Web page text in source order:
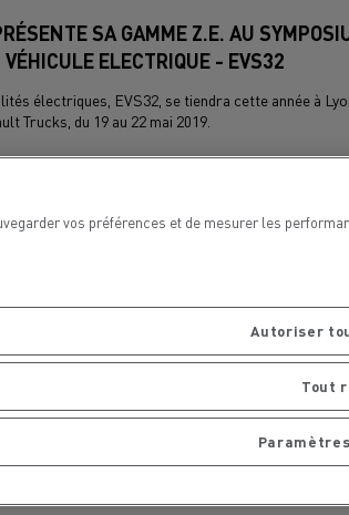
SA GAMME Z.E. AU
ELECTRIQUE - EVS32
électriques, EVS32, se tiendra cette année à
Trucks, du 19 au 22 mai 2019.
sa deuxième génération de
Z.E. complète de 3,1 à 26T
Trucks D Wide Z.E. seront commercialisés en
Z.E. sera disponible dès 2018.
vos préférences et de mesurer les
Autoriser
Tout